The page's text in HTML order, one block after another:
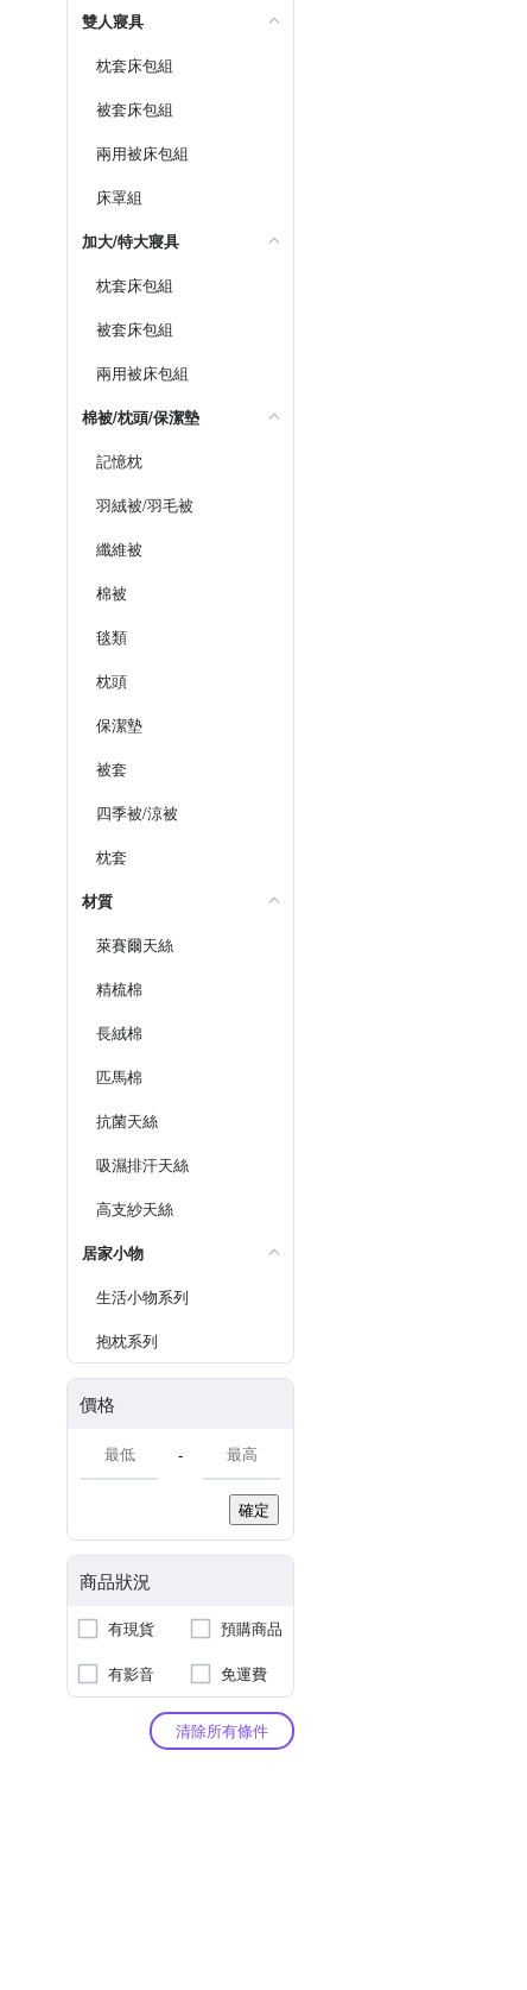
雙人寢具
枕套床包組
被套床包組
兩用被床包組
床罩組
加大/特大寢具
枕套床包組
被套床包組
兩用被床包組
棉被/枕頭/保潔墊
記憶枕
羽絨被/羽毛被
纖維被
棉被
毯類
枕頭
保潔墊
被套
四季被/涼被
枕套
材質
萊賽爾天絲
精梳棉
長絨棉
匹馬棉
抗菌天絲
吸濕排汗天絲
高支紗天絲
居家小物
生活小物系列
抱枕系列
價格
-
確定
商品狀況
有現貨
預購商品
有影音
免運費
清除所有條件